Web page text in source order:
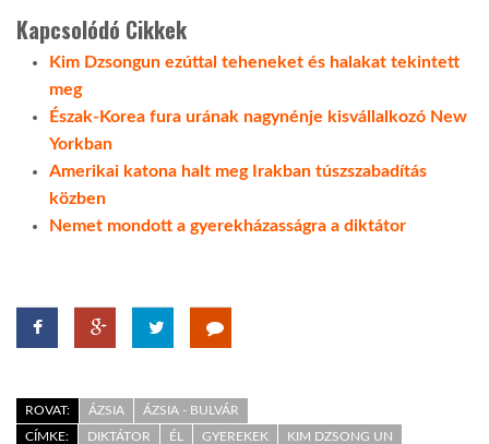
Kapcsolódó Cikkek
Kim Dzsongun ezúttal teheneket és halakat tekintett
meg
Észak-Korea fura urának nagynénje kisvállalkozó New
Yorkban
Amerikai katona halt meg Irakban túszszabadítás
közben
Nemet mondott a gyerekházasságra a diktátor
ROVAT: ÁZSIA
ÁZSIA - BULVÁR
CÍMKE:
DIKTÁTOR ÉL GYEREKEK
KIM DZSONG UN